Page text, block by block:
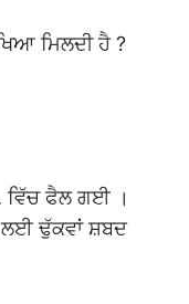
ਮਿਲਦੀ ਹੈ ?
ਵਿੱਚ ਫੈਲ ਗਈ ।
ਲਈ ਢੁੱਕਵਾਂ ਸ਼ਬਦ